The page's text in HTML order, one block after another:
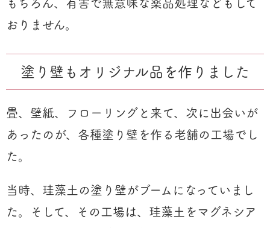
もちろん、有害で無意味な薬品処理などもして
おりません。
塗り壁もオリジナル品を作りました
畳、壁紙、フローリングと来て、次に出会いが
あったのが、各種塗り壁を作る老舗の工場でし
た。
当時、珪藻土の塗り壁がブームになっていまし
た。そして、その工場は、珪藻土をマグネシア